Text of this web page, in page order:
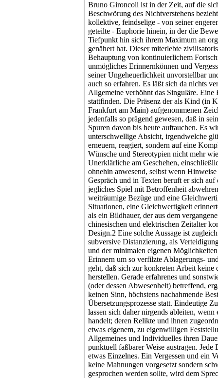
Bruno Gironcoli ist in der Zeit, auf die
Beschwörung des Nichtverstehens
kollektive, feindselige - von seiner
geteilte - Euphorie hinein, in der die
Tiefpunkt hin sich ihrem Maximum an
genähert hat. Dieser miterlebte
Behauptung von kontinuierlichem
unmögliches Erinnernkönnen und
seiner Ungeheuerlichkeit unvorstellbar
auch so erfahren. Es läßt sich da nichts
Allgemeine verhöhnt das Singuläre.
stattfinden. Die Präsenz der als Kind (in
Frankfurt am Main) aufgenommenen
jedenfalls so prägend gewesen, daß in
Spuren davon bis heute auftauchen. Es
unterschwellige Absicht, irgendwelche
erneuern, reagiert, sondern auf eine
Wünsche und Stereotypien nicht mehr
Unerklärliche am Geschehen,
ohnehin anwesend, selbst wenn
Gespräch und in Texten beruft er sich
jegliches Spiel mit Betroffenheit
weiträumige Bezüge und eine
Situationen, eine Gleichwertigkeit
als ein Bildhauer, der aus dem
chinesischen und elektrischen Zeitalter
Design.2 Eine solche Aussage ist
subversive Distanzierung, als
und der minimalen eigenen
Erinnern um so verfilzte Ablagerungs-
geht, daß sich zur konkreten Arbeit keine
herstellen. Gerade erfahrenes und
(oder dessen Abwesenheit) betreffend,
keinen Sinn, höchstens nachahmende
Übersetzungsprozesse statt. Eindeutige
lassen sich daher nirgends ableiten,
handelt; deren Relikte und ihnen
etwas eigenem, zu eigenwilligen
Allgemeines und Individuelles ihren
punktuell faßbarer Weise austragen.
etwas Einzelnes. Ein Vergessen und ein
keine Mahnungen vorgesetzt sondern
gesprochen werden sollte, wird dem